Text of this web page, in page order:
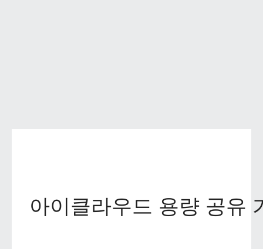
아이클라우드 용량 공유